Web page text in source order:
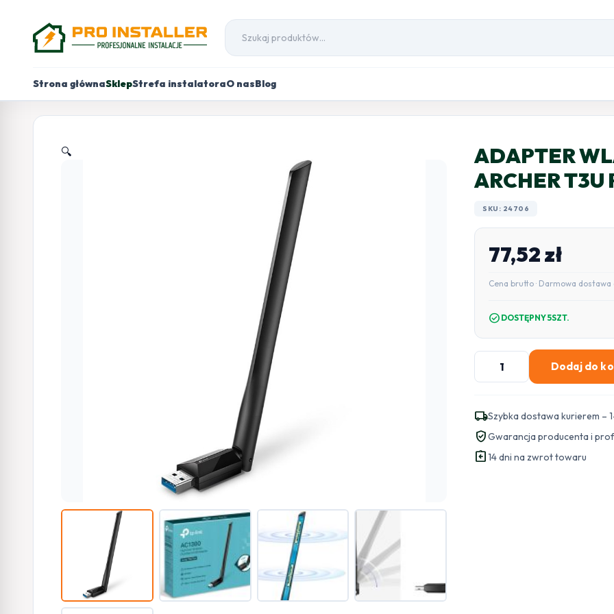
Strona głównaSklepStrefa instalatoraO nasBlog
🔍
ADAPTER
ARCHER T3U
SKU: 24706
77,52zł
Cena brutto · Darmowa dostawa
check_circle DOSTĘPNY 5SZT.
ilość
ADAPTER
USB
TP-
LINK
ARCHER
Dodaj do
local_shippingSzybka dostawa kurierem –
verified_userGwarancja producenta i
assignment_return14 dni na zwrot towaru